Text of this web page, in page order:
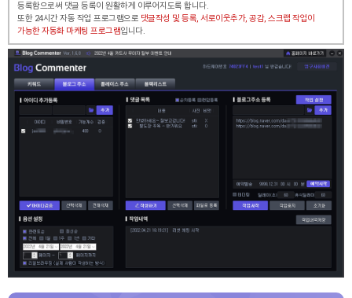
등록함으로써 댓글 등록이 원활하게 이루어지도록 합니다.
또한 24시간 자동 작업 프로그램으로 댓글작성 및 등록, 서로이웃추가, 공감, 스크랩 작업이
가능한 자동화 마케팅 프로그램입니다.